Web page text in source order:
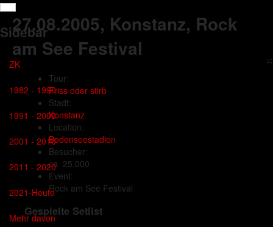
Sidebar
×
ZK
1982 - 1990
1991 - 2000
2001 - 2010
2011 - 2020
2021-Heute
Mehr davon
27.08.2005, Konstanz, Rock
am See Festival
Tour:
Friss oder stirb
Stadt:
Konstanz
Location:
Bodenseestadion
Besucher:
ca. 25.000
Event:
Rock am See Festival
Gespielte Setlist